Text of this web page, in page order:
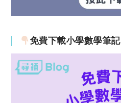
免費下載小學數學筆記